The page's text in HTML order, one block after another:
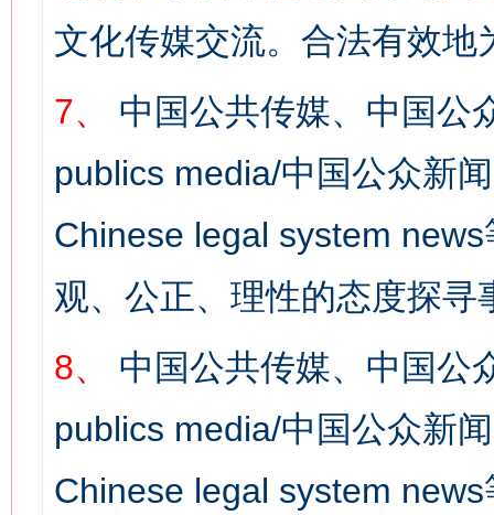
文化传媒交流。合法有效地
7、
中国公共传媒、中国公
publics media/中国公众新
Chinese legal system
观、公正、理性的态度探寻
8、
中国公共传媒、中国公
publics media/中国公众新
Chinese legal system
这是一记警钟！ 谢